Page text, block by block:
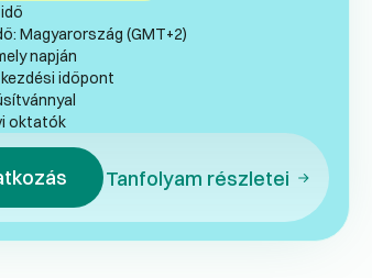
Magyarország (GMT+2)
napján
időpont
oktatók
Tanfolyam részletei